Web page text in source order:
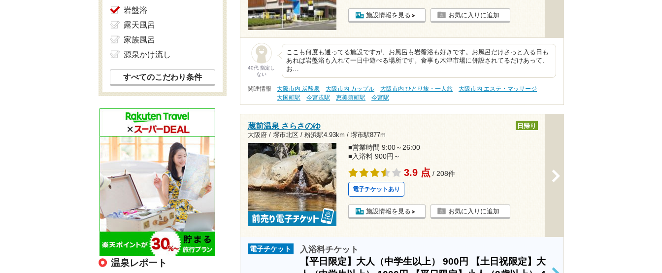
施設情報を見る お気に入りに追加
40代 指定し
ない
ここも何度も通ってる施設ですが、お風呂も岩盤浴も好きです。お風呂だけさっと入る日も
あれば岩盤浴も入れて一日中遊べる場所です。食事も木津市場に併設されてるだけあって、
お…
関連情報 大阪市内 炭酸泉 大阪市内 カップル 大阪市内 ひとり旅・一人旅
大阪市内 エステ・マッサージ
大国町駅
今宮戎駅 恵美須町駅 今宮駅
蔵前温泉 さらさのゆ
大阪府 / 堺市北区 / 粉浜駅4.93km / 堺市駅877m
日帰り
■営業時間 9:00～26:00
■入浴料 900円～
3.9 点 / 208件
電子チケットあり
施設情報を見る お気に入りに追加
電子チケット 入浴料チケット
【平日限定】大人（中学生以上） 900円
【土日祝限定】大
岩盤浴
露天風呂
家族風呂
源泉かけ流し
すべてのこだわり条件
温泉レポート